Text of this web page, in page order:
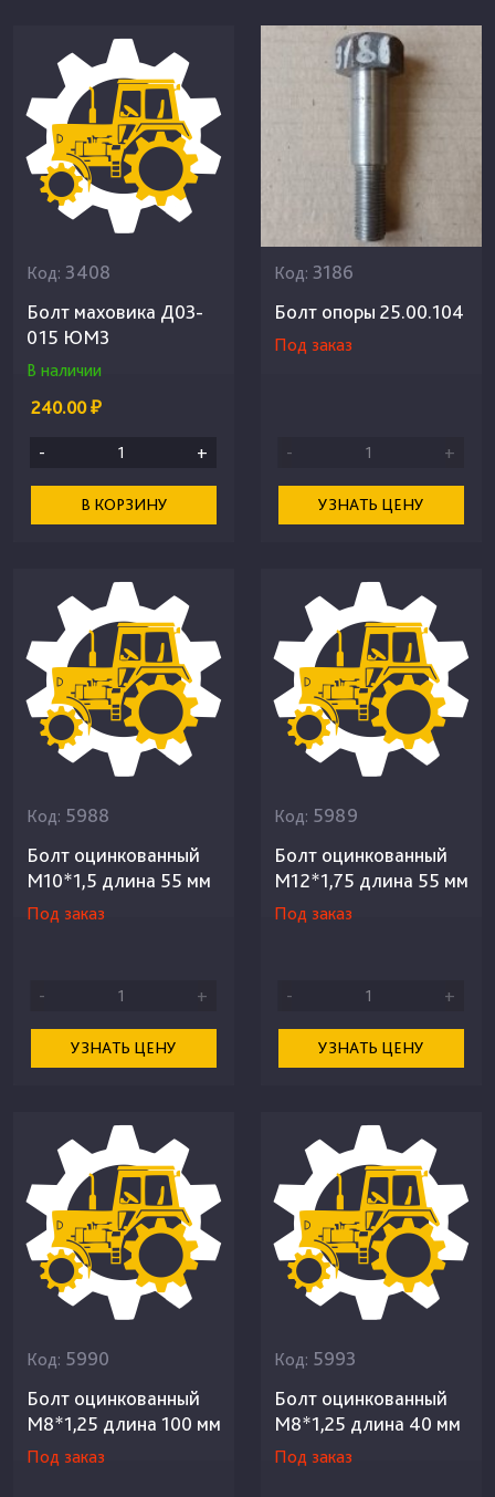
Код: 3408
Болт маховика Д03-
015 ЮМЗ
В наличии
240.00 ₽
- +
В КОРЗИНУ
Код: 3186
Болт опоры 25.00.104
Под заказ
- +
УЗНАТЬ ЦЕНУ
Код: 5988
Болт оцинкованный
М10*1,5 длина 55 мм
Под заказ
- +
УЗНАТЬ ЦЕНУ
Код: 5989
Болт оцинкованный
М12*1,75 длина 55 мм
Под заказ
- +
УЗНАТЬ ЦЕНУ
Код: 5990
Болт оцинкованный
М8*1,25 длина 100 мм
Под заказ
Код: 5993
Болт оцинкованный
М8*1,25 длина 40 мм
Под заказ